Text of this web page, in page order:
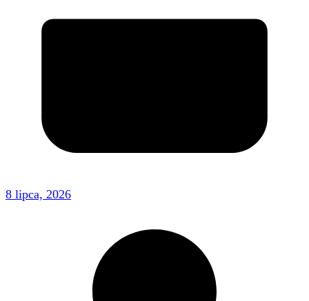
8 lipca, 2026